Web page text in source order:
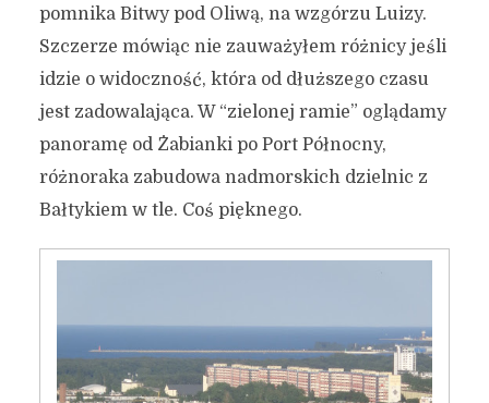
pomnika Bitwy pod Oliwą, na wzgórzu Luizy.
Szczerze mówiąc nie zauważyłem różnicy jeśli
idzie o widoczność, która od dłuższego czasu
jest zadowalająca. W “zielonej ramie” oglądamy
panoramę od Żabianki po Port Północny,
różnoraka zabudowa nadmorskich dzielnic z
Bałtykiem w tle. Coś pięknego.